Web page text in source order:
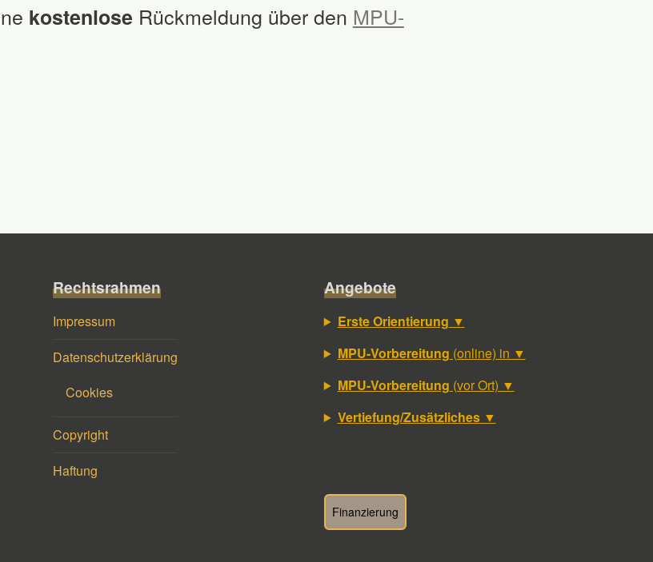
kostenlose Rückmeldung über den MPU-
Rechtsrahmen
Impressum
Datenschutzerklärung
Cookies
Copyright
Haftung
Angebote
Erste Orientierung ▼
MPU-Vorbereitung (online) in ▼
MPU-Vorbereitung (vor Ort) ▼
Vertiefung/Zusätzliches▼
Finanzierung